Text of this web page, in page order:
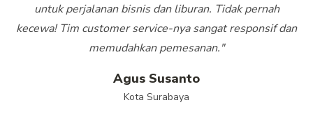
untuk perjalanan bisnis dan liburan. Tidak pernah
kecewa! Tim customer service-nya sangat responsif dan
memudahkan pemesanan."
Agus Susanto
Kota Surabaya